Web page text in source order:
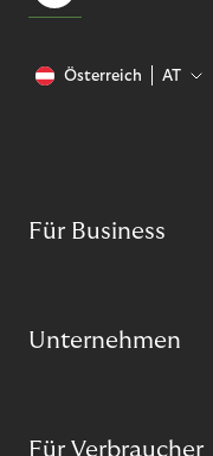
Österreich AT
Für Business
Unternehmen
Für Verbraucher